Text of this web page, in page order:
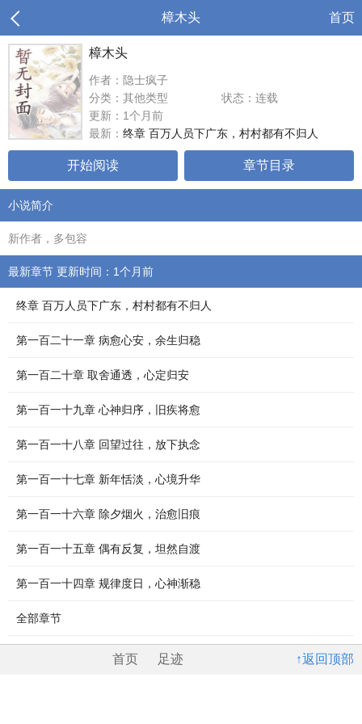
樟木头 首页
樟木头
作者：隐士疯子
分类：其他类型
状态：连载
更新：1个月前
最新： 终章 百万人员下广东，村村都有不归人
开始阅读 章节目录
小说简介
新作者，多包容
最新章节 更新时间：1个月前
终章 百万人员下广东，村村都有不归人
第一百二十一章 病愈心安，余生归稳
第一百二十章 取舍通透，心定归安
第一百一十九章 心神归序，旧疾将愈
第一百一十八章 回望过往，放下执念
第一百一十七章 新年恬淡，心境升华
第一百一十六章 除夕烟火，治愈旧痕
第一百一十五章 偶有反复，坦然自渡
第一百一十四章 规律度日，心神渐稳
全部章节
↑返回顶部
首页 足迹